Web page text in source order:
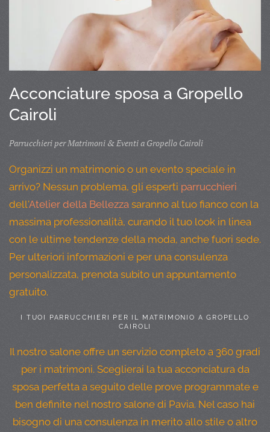
Acconciature sposa a Gropello
Cairoli
Parrucchieri per Matrimoni & Eventi a Gropello Cairoli
Organizzi un matrimonio o un evento speciale in
arrivo? Nessun problema, gli esperti parrucchieri
dell'Atelier della Bellezza saranno al tuo fianco con la
massima professionalità, curando il tuo look in linea
con le ultime tendenze della moda, anche fuori sede.
Per ulteriori informazioni e per una consulenza
personalizzata, prenota subito un appuntamento
gratuito.
I TUOI PARRUCCHIERI PER IL MATRIMONIO A GROPELLO
CAIROLI
Il nostro salone offre un servizio completo a 360 gradi
per i matrimoni. Sceglierai la tua acconciatura da
sposa perfetta a seguito delle prove programmate e
ben definite nel nostro salone di Pavia. Nel caso hai
bisogno di una consulenza in merito allo stile o altro